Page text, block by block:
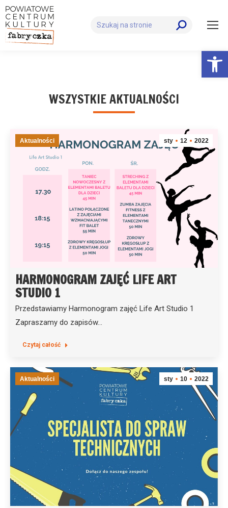
Szukaj:
WSZYSTKIE AKTUALNOŚCI
sty 12 2022
Aktualności
HARMONOGRAM ZAJĘĆ LIFE ART
STUDIO 1
Przedstawiamy Harmonogram zajęć Life Art Studio 1
Zapraszamy do zapisów…
Czytaj całość
sty 10 2022
Aktualności